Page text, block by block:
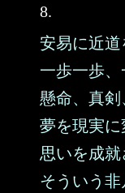
8.
安易に近道
一歩一歩
懸命、真剣
夢を現実に
思いを成就
そういう非